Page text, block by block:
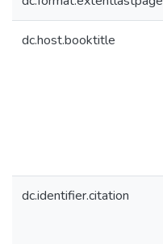
dc.host.booktitle
dc.identifier.citation